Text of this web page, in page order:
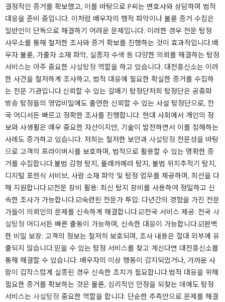
결정적인 증거를 확보했고, 이를 바탕으로 P씨는 변호사와 상담하며 법적
대응을 준비 중입니다. ​​이처럼 배우자의 행적 파악이나 불륜 증거 수집은
일반인이 단독으로 해결하기 어려운 문제입니다. 이러한 경우 전문 탐정
사무소를 통해 철저한 조사와 증거 확보를 진행하는 것이 효과적입니다.​배
우자 불륜, 가출자 소재 파악, 실종자 수색 등 다양한 의뢰를 해결하는 탐정
서비스는 아주 중요한 사설탐정 역할을 하고 있습니다. 대전흥신소는 이러
한 사건을 철저하게 조사하고, 법적 대응에 필요한 확실한 증거를 수집하
는 전문 기관입니다.​신뢰할 수 있는 갈매기 탐정단저희 탐정단은 공중파
방송 탐정들의 영업비밀에도 출연한 신뢰할 수 있는 사설 탐정단으로, 전
국 어디서든 빠르고 정확한 조사를 진행합니다. ​​현대 사회에서 개인의 정
보와 사생활은 매우 중요한 자산이지만, 기술이 발전하면서 이를 침해하는
사례도 증가하고 있습니다. ​​저희는 철저한 보안과 사설탐정 전문성을 바탕
으로 고객의 프라이버시를 보호하며, 법적으로 활용할 수 있는 명확한 증
거를 수집합니다.​불법 감청 탐지, 몰래카메라 탐지, 불법 위치추적기 탐지,
디지털 포렌식 서비브, 사람 소재 파악 및 탐정 업무를 제공하며, 최선을 다
해 지원합니다.​☑️전문 장비 활용: 최신 탐지 장비를 사용하여 정밀하고 신
속한 조사가 가능합니다.☑️숙련된 전문가 투입: 다년간의 경험을 가진 전문
가들이 의뢰인의 문제를 신속하게 해결합니다.☑️전국 서비스 제공: 전국 사
설탐정 어디서든 빠른 출동이 가능하며, 신속한 대응이 가능합니다.☑️완벽
한 비밀 보장: 고객의 정보는 철저히 보호되며, 조사 내용은 절대 외부에 유
출되지 않습니다.​​믿을 수 있는 탐정 서비스를 찾고 계신다면 대전흥신소를
통해 해결할 수 있습니다. 배우자의 이상 행동이 감지되었거나, 가까운 사
람이 갑작스럽게 실종된 경우 신속한 조치가 필요합니다.​​법적 대응을 위해
필요한 증거를 확보하는 것은 물론, 심리적인 안정을 되찾는 데에도 탐정
서비스는 사설탐정 중요한 역할을 합니다. 단순한 추측만으로 문제를 해결